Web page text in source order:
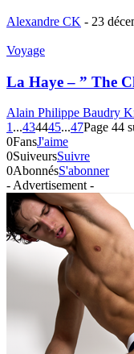
Alexandre CK - 23
Voyage
La Haye – ” The
Alain Philippe Baudry
1 ...434445...47Page 44
0FansJ'aime
0SuiveursSuivre
0AbonnésS'abonner
- Advertisement -